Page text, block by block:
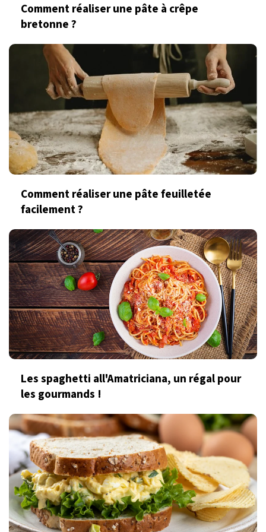
Comment réaliser une pâte à crêpe
bretonne ?
Comment réaliser une pâte feuilletée
facilement ?
Les spaghetti all'Amatriciana, un régal pour
les gourmands !